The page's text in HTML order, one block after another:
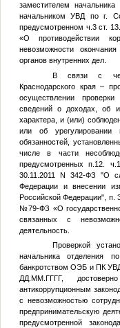
заместителем
начальником УВД по г.
предусмотренном ч.3 ст.
«О противодействии
невозможности
органов внутренних дел.
В связи с
Краснодарского края –
осуществлении
сведений о доходах, об
характера, и (или)
или об урегулировании
обязанностей,
числе в части
предусмотренных п.12.
30.11.2011 N 342-ФЗ "О
Федерации и внесении
Российской Федерации", п.
№79-ФЗ «О
связанных с
деятельность.
Проверкой
начальника отделения
банкротством ОЭБ и ПК
ДД.ММ.ГГГГ,
антикоррупционным
с невозможностью
предпринимательскую
предусмотренной